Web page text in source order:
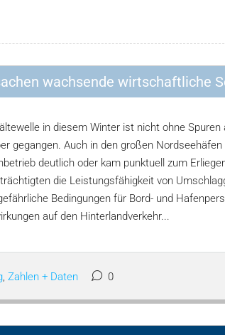
wachsende wirtschaftliche
in diesem Winter ist nicht ohne
gegangen. Auch in den großen
deutlich oder kam punktuell zum
die Leistungsfähigkeit von
Bedingungen für Bord- und
auf den Hinterlandverkehr...
, Zahlen + Daten 0